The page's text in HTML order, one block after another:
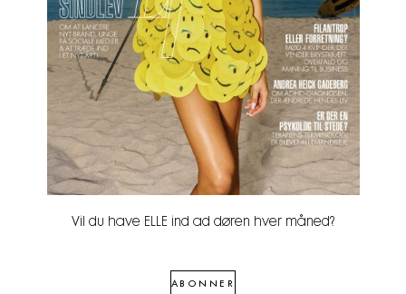
Vil du have ELLE ind ad døren hver måned?
ABONNER